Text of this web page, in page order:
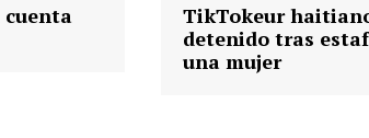
cuenta
TikTokeur
detenido tras
una mujer